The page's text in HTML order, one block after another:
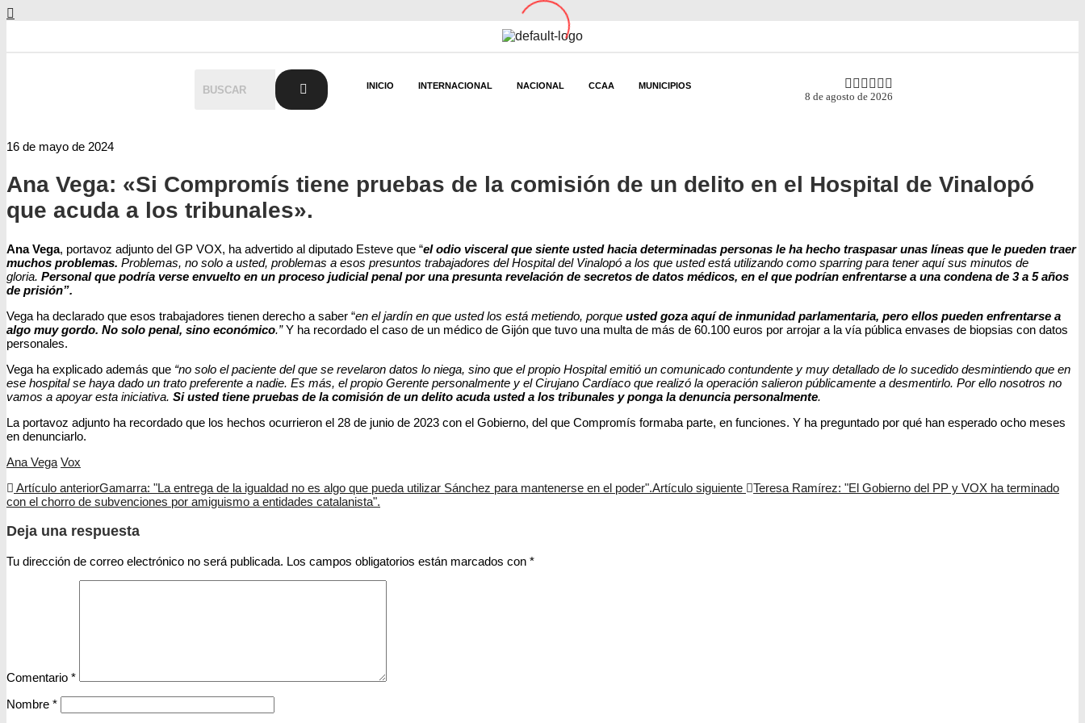
INICIO INTERNACIONAL NACIONAL CCAA MUNICIPIOS
8 de agosto de 2026
16 de mayo de 2024
Ana Vega: «Si Compromís tiene pruebas de la comisión de un delito en el Hospital de Vinalopó
que acuda a los tribunales».
Ana Vega, portavoz adjunto del GP VOX, ha advertido al diputado Esteve que “el odio visceral que siente usted hacia determinadas personas le ha hecho traspasar unas líneas que le pueden traer
muchos problemas. Problemas, no solo a usted, problemas a esos presuntos trabajadores del Hospital del Vinalopó a los que usted está utilizando como sparring para tener aquí sus minutos de
gloria. Personal que podría verse envuelto en un proceso judicial penal por una presunta revelación de secretos de datos médicos, en el que podrían enfrentarse a una condena de 3 a 5 años
de prisión”.
Vega ha declarado que esos trabajadores tienen derecho a saber “en el jardín en que usted los está metiendo, porque usted goza aquí de inmunidad parlamentaria, pero ellos pueden enfrentarse a
algo muy gordo. No solo penal, sino económico.”Y ha recordado el caso de un médico de Gijón que tuvo una multa de más de 60.100 euros por arrojar a la vía pública envases de biopsias con datos
personales.
Vega ha explicado además que “no solo el paciente del que se revelaron datos lo niega, sino que el propio Hospital emitió un comunicado contundente y muy detallado de lo sucedido desmintiendo que en
ese hospital se haya dado un trato preferente a nadie. Es más, el propio Gerente personalmente y el Cirujano Cardíaco que realizó la operación salieron públicamente a desmentirlo. Por ello nosotros no
vamos a apoyar esta iniciativa. Si usted tiene pruebas de la comisión de un delito acuda usted a los tribunales y ponga la denuncia personalmente.
La portavoz adjunto ha recordado que los hechos ocurrieron el 28 de junio de 2023 con el Gobierno, del que Compromís formaba parte, en funciones. Y ha preguntado por qué han esperado ocho meses
en denunciarlo.
Ana Vega Vox
Artículo anteriorGamarra: "La entrega de la igualdad no es algo que pueda utilizar Sánchez para mantenerse en el poder".Artículo siguiente
Teresa Ramírez: "El Gobierno del PP y VOX ha terminado
con el chorro de subvenciones por amiguismo a entidades catalanista".
Deja una respuesta
Tu dirección de correo electrónico no será publicada. Los campos obligatorios están marcados con *
Comentario *
Nombre *